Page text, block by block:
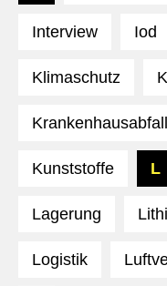
Interview Iod
Klimaschutz
Krankenhausabfall
Kunststoffe L
Lagerung
Logistik